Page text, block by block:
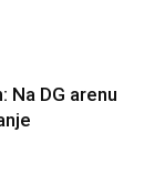
Na DG arenu